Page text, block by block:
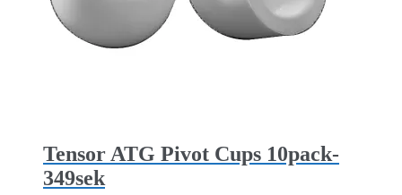
Tensor ATG Pivot Cups 10pack-
349sek